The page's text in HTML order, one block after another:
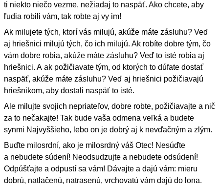
ti niekto niečo vezme, nežiadaj to naspäť. Ako chcete, aby
ľudia robili vám, tak robte aj vy im!
Ak milujete tých, ktorí vás milujú, akúže máte zásluhu? Veď
aj hriešnici milujú tých, čo ich milujú. Ak robíte dobre tým, čo
vám dobre robia, akúže máte zásluhu? Veď to isté robia aj
hriešnici. A ak požičiavate tým, od ktorých to dúfate dostať
naspäť, akúže máte zásluhu? Veď aj hriešnici požičiavajú
hriešnikom, aby dostali naspäť to isté.
Ale milujte svojich nepriateľov, dobre robte, požičiavajte a nič
za to nečakajte! Tak bude vaša odmena veľká a budete
synmi Najvyššieho, lebo on je dobrý aj k nevďačným a zlým.
Buďte milosrdní, ako je milosrdný váš Otec! Nesúďte
a nebudete súdení! Neodsudzujte a nebudete odsúdení!
Odpúšťajte a odpustí sa vám! Dávajte a dajú vám: mieru
dobrú, natlačenú, natrasenú, vrchovatú vám dajú do lona.